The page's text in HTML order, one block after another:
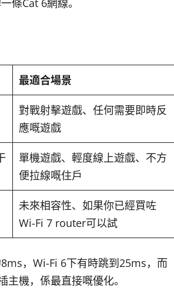
條Cat 6網線。
最適合場景
對戰射擊遊戲、任何需要即時反
應嘅遊戲
單機遊戲、輕度線上遊戲、不方
便拉線嘅住戶
未來相容性、如果你已經買咗
Wi-Fi 7 router可以試
，Wi-Fi 6下有時跳到25ms，而
機，係最直接嘅優化。